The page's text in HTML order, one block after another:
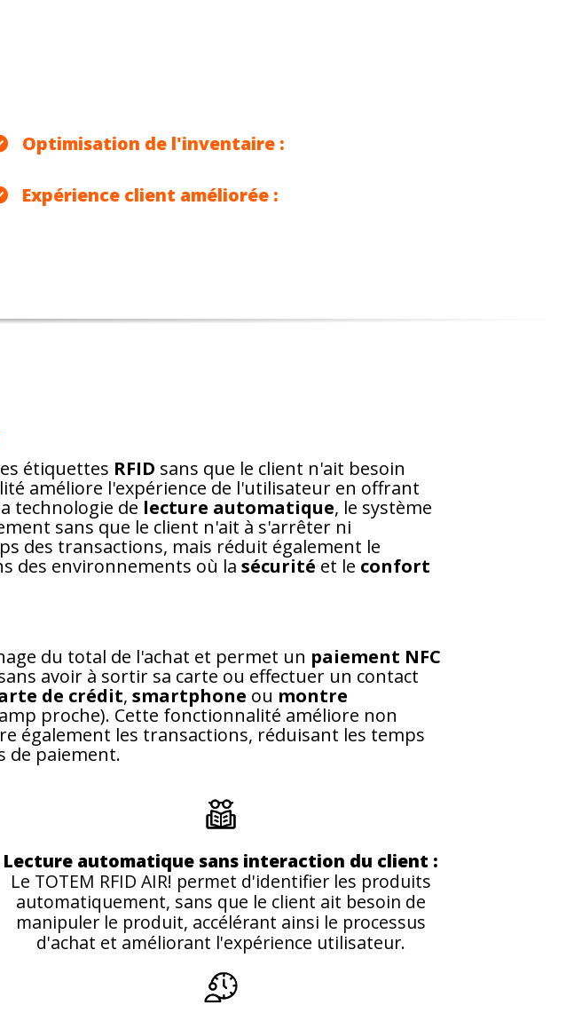
Optimisation de l'inventaire :
Expérience client améliorée :
étiquettes RFID sans que le client n'ait besoin
améliore l'expérience de l'utilisateur en offrant
technologie de lecture automatique, le système
sans que le client n'ait à s'arrêter ni
des transactions, mais réduit également le
des environnements où lasécurité et le confort
du total de l'achat et permet un paiement NFC
avoir à sortir sa carte ou effectuer un contact
de crédit,smartphone ou montre
proche). Cette fonctionnalité améliore non
également les transactions, réduisant les temps
de paiement.
Lecture automatique sans interaction du client :
Le TOTEM RFID AIR! permet d'identifier les produits
automatiquement, sans que le client ait besoin de
manipuler le produit, accélérant ainsi le processus
d'achat et améliorant l'expérience utilisateur.